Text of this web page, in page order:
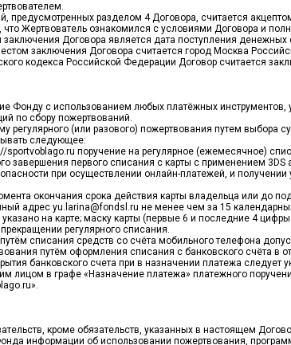
разделом 4 Договора, считается
Жертвователь ознакомился с условиями Договора и
заключения Договора является дата поступления
заключения Договора считается город Москва
кодекса Российской Федерации Договор считается
Фонду с использованием любых платёжных
по сбору пожертвований.
регулярного (или разового) пожертвования путем
следующее:
поручение на регулярное (ежемесячное)
завершения первого списания с карты с применением
при осуществлении онлайн-платежей, и
окончания срока действия карты владельца или до
адрес yu.larina@fondsl.ru не менее чем за 15
на карте; маску карты (первые 6 и последние 4
регулярного списания.
списания средств со счёта мобильного телефона
путём оформления списания с банковского счёта в
банковского счета при в назначении платежа следует
лицом в графе «Назначение платежа» платежного
кроме обязательств, указанных в настоящем
информации об использовании пожертвования,